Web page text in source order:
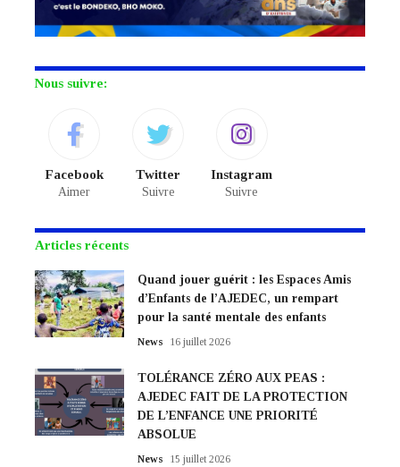
Nous suivre:
Facebook
Aimer
Twitter
Suivre
Instagram
Suivre
Articles récents
Quand jouer guérit : les Espaces Amis
d’Enfants de l’AJEDEC, un rempart
pour la santé mentale des enfants
News 16 juillet 2026
TOLÉRANCE ZÉRO AUX PEAS :
AJEDEC FAIT DE LA PROTECTION
DE L’ENFANCE UNE PRIORITÉ
ABSOLUE
News 15 juillet 2026